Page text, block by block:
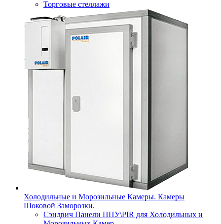
Торговые стеллажи
Холодильные и Морозильные Камеры. Камеры
Шоковой Заморозки.
Сэндвич Панели ППУ\PIR для Холодильных и